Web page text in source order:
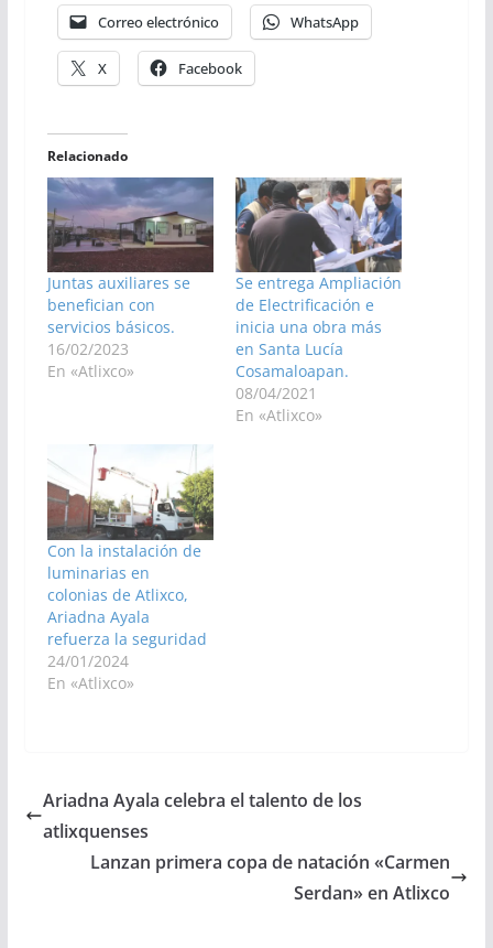
Correo electrónico WhatsApp
X Facebook
Relacionado
Juntas auxiliares se
benefician con
servicios básicos.
16/02/2023
En «Atlixco»
Se entrega Ampliación
de Electrificación e
inicia una obra más
en Santa Lucía
Cosamaloapan.
08/04/2021
En «Atlixco»
Con la instalación de
luminarias en
colonias de Atlixco,
Ariadna Ayala
refuerza la seguridad
24/01/2024
En «Atlixco»
Ariadna Ayala celebra el talento de los
atlixquenses
Lanzan primera copa de natación «Carmen
Serdan» en Atlixco